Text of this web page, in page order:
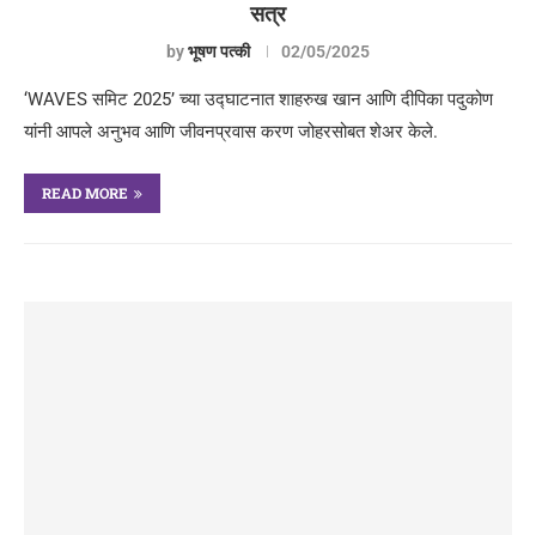
सत्र
byभूषण पत्की 02/05/2025
‘WAVES समिट 2025’ च्या उद्घाटनात शाहरुख खान आणि दीपिका पदुकोण
यांनी आपले अनुभव आणि जीवनप्रवास करण जोहरसोबत शेअर केले.
READ MORE